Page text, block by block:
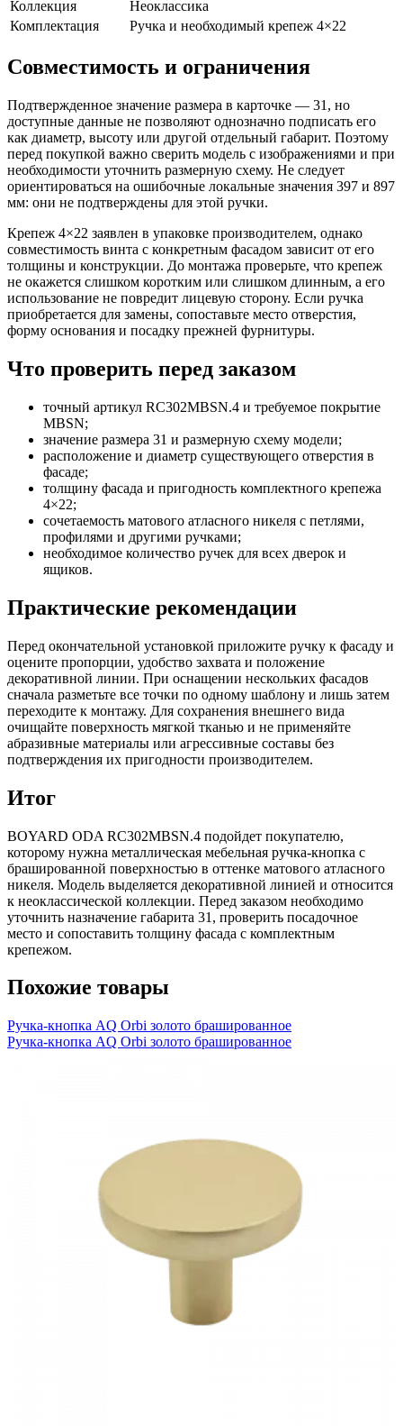
Коллекция
Неоклассика
Комплектация
Ручка и необходимый крепеж 4×22
Совместимость и ограничения
Подтвержденное значение размера в карточке — 31, но
доступные данные не позволяют однозначно подписать его
как диаметр, высоту или другой отдельный габарит. Поэтому
перед покупкой важно сверить модель с изображениями и при
необходимости уточнить размерную схему. Не следует
ориентироваться на ошибочные локальные значения 397 и 897
мм: они не подтверждены для этой ручки.
Крепеж 4×22 заявлен в упаковке производителем, однако
совместимость винта с конкретным фасадом зависит от его
толщины и конструкции. До монтажа проверьте, что крепеж
не окажется слишком коротким или слишком длинным, а его
использование не повредит лицевую сторону. Если ручка
приобретается для замены, сопоставьте место отверстия,
форму основания и посадку прежней фурнитуры.
Что проверить перед заказом
точный артикул RC302MBSN.4 и требуемое покрытие
MBSN;
значение размера 31 и размерную схему модели;
расположение и диаметр существующего отверстия в
фасаде;
толщину фасада и пригодность комплектного крепежа
4×22;
сочетаемость матового атласного никеля с петлями,
профилями и другими ручками;
необходимое количество ручек для всех дверок и
ящиков.
Практические рекомендации
Перед окончательной установкой приложите ручку к фасаду и
оцените пропорции, удобство захвата и положение
декоративной линии. При оснащении нескольких фасадов
сначала разметьте все точки по одному шаблону и лишь затем
переходите к монтажу. Для сохранения внешнего вида
очищайте поверхность мягкой тканью и не применяйте
абразивные материалы или агрессивные составы без
подтверждения их пригодности производителем.
Итог
BOYARD ODA RC302MBSN.4 подойдет покупателю,
которому нужна металлическая мебельная ручка-кнопка с
брашированной поверхностью в оттенке матового атласного
никеля. Модель выделяется декоративной линией и относится
к неоклассической коллекции. Перед заказом необходимо
уточнить назначение габарита 31, проверить посадочное
место и сопоставить толщину фасада с комплектным
крепежом.
Похожие товары
Ручка-кнопка AQ Orbi золото брашированное
Ручка-кнопка AQ Orbi золото брашированное